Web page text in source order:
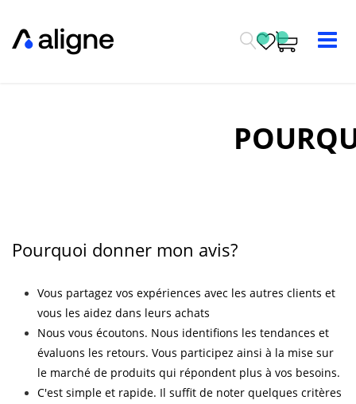
Pourquoi donner mon avis?
Vous partagez vos expériences avec les autres clients et
vous les aidez dans leurs achats
Nous vous écoutons. Nous identifions les tendances et
évaluons les retours. Vous participez ainsi à la mise sur
le marché de produits qui répondent plus à vos besoins.
C'est simple et rapide. Il suffit de noter quelques critères